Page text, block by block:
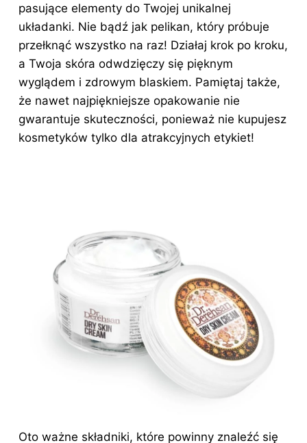
pasujące elementy do Twojej unikalnej
układanki. Nie bądź jak pelikan, który próbuje
przełknąć wszystko na raz! Działaj krok po kroku,
a Twoja skóra odwdzięczy się pięknym
wyglądem i zdrowym blaskiem. Pamiętaj także,
że nawet najpiękniejsze opakowanie nie
gwarantuje skuteczności, ponieważ nie kupujesz
kosmetyków tylko dla atrakcyjnych etykiet!
Oto ważne składniki, które powinny znaleźć się